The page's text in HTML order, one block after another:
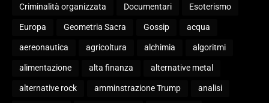
Criminalità organizzata Documentari Esoterismo
Europa Geometria Sacra Gossip acqua
aereonautica agricoltura alchimia algoritmi
alimentazione alta finanza alternative metal
alternative rock amminstrazione Trump analisi